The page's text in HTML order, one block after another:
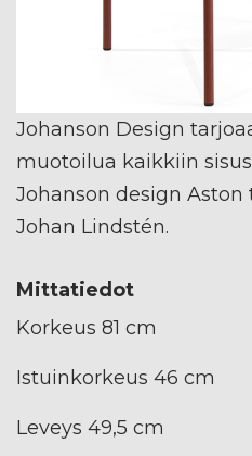
Johanson Design
muotoilua kaikkiin
Johanson design
Johan Lindstén.
Mittatiedot
Korkeus 81 cm
Istuinkorkeus 46 cm
Leveys 49,5 cm